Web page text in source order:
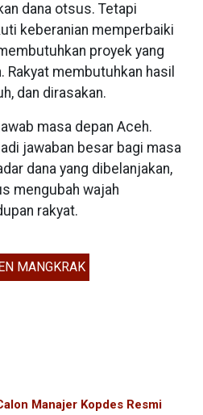
dana otsus. Tetapi
keberanian memperbaiki
proyek yang
Rakyat membutuhkan hasil
dan dirasakan.
masa depan Aceh.
jawaban besar bagi masa
dana yang dibelanjakan,
mengubah wajah
rakyat.
MANGKRAK
Manajer Kopdes Resmi